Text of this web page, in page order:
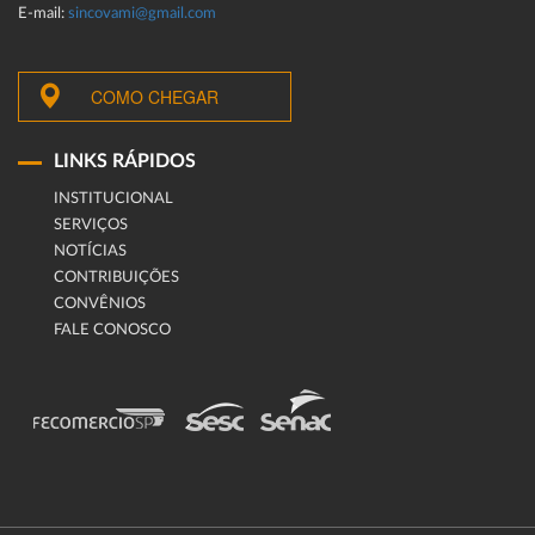
E-mail: sincovami@gmail.com
COMO CHEGAR
LINKS RÁPIDOS
INSTITUCIONAL
SERVIÇOS
NOTÍCIAS
CONTRIBUIÇÕES
CONVÊNIOS
FALE CONOSCO